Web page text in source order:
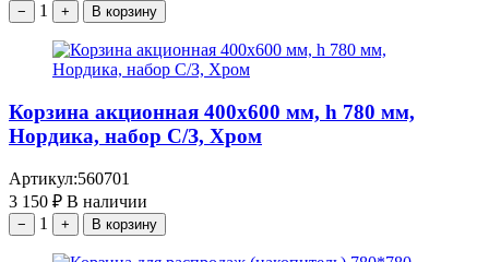
− 1 + В корзину
Корзина акционная 400х600 мм, h 780 мм,
Нордика, набор С/З, Хром
Артикул:560701
3 150 ₽ В наличии
− 1 + В корзину